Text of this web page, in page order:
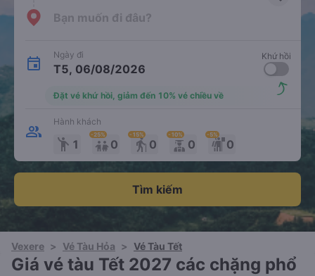
Bạn muốn đi đâu?
Ngày đi
T5, 06/08/2026
Khứ hồi
Đặt vé khứ hồi, giảm đến 10% vé chiều về
Hành khách
emoji_people 1 0
-25%
elderly 0
-15%
0
-10%
0
-5%
Tìm kiếm
Vexere > Vé Tàu Hỏa > Vé Tàu Tết
Giá vé tàu Tết 2027 các chặng phổ